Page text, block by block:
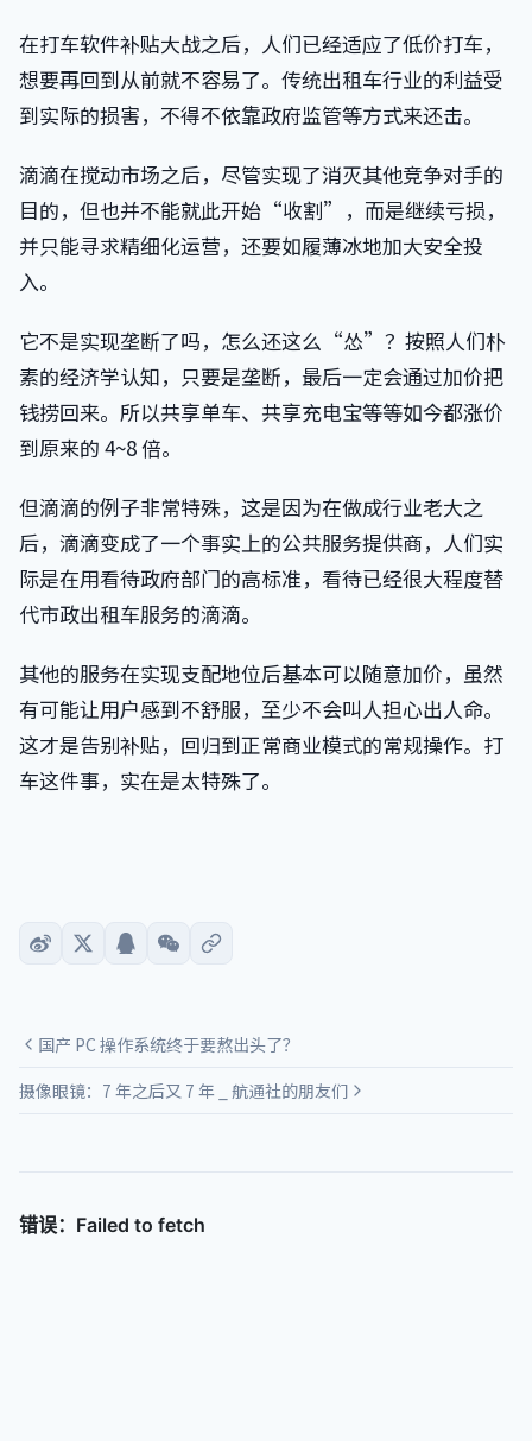
在打车软件补贴大战之后，人们已经适应了低价打车，
想要再回到从前就不容易了。传统出租车行业的利益受
到实际的损害，不得不依靠政府监管等方式来还击。
滴滴在搅动市场之后，尽管实现了消灭其他竞争对手的
目的，但也并不能就此开始“收割”，而是继续亏损，
并只能寻求精细化运营，还要如履薄冰地加大安全投
入。
它不是实现垄断了吗，怎么还这么“怂”？按照人们朴
素的经济学认知，只要是垄断，最后一定会通过加价把
钱捞回来。所以共享单车、共享充电宝等等如今都涨价
到原来的 4~8 倍。
但滴滴的例子非常特殊，这是因为在做成行业老大之
后，滴滴变成了一个事实上的公共服务提供商，人们实
际是在用看待政府部门的高标准，看待已经很大程度替
代市政出租车服务的滴滴。
其他的服务在实现支配地位后基本可以随意加价，虽然
有可能让用户感到不舒服，至少不会叫人担心出人命。
这才是告别补贴，回归到正常商业模式的常规操作。打
车这件事，实在是太特殊了。
国产 PC 操作系统终于要熬出头了？
摄像眼镜：7 年之后又 7 年 _ 航通社的朋友们